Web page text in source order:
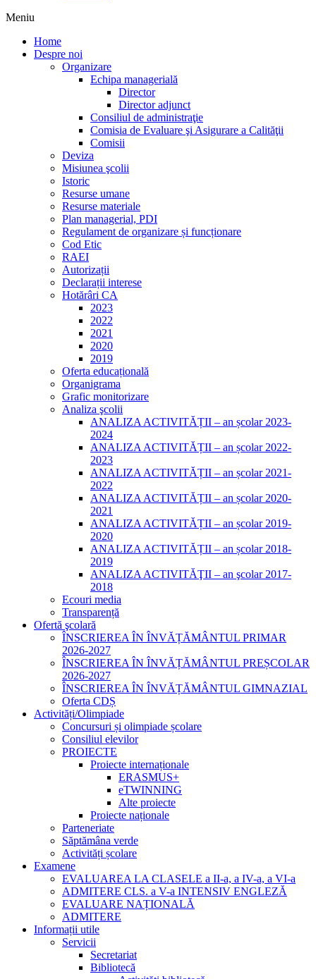
Meniu
Home
Despre noi
Organizare
Echipa managerială
Director
Director adjunct
Consiliul de administraţie
Comisia de Evaluare şi Asigurare a Calităţii
Comisii
Deviza
Misiunea şcolii
Istoric
Resurse umane
Resurse materiale
Plan managerial, PDI
Regulament de organizare și funcționare
Cod Etic
RAEI
Autorizații
Declarații interese
Hotărâri CA
2023
2022
2021
2020
2019
Oferta educațională
Organigrama
Grafic monitorizare
Analiza şcolii
ANALIZA ACTIVITĂȚII – an școlar 2023-
2024
ANALIZA ACTIVITĂȚII – an școlar 2022-
2023
ANALIZA ACTIVITĂȚII – an școlar 2021-
2022
ANALIZA ACTIVITĂȚII – an școlar 2020-
2021
ANALIZA ACTIVITĂȚII – an școlar 2019-
2020
ANALIZA ACTIVITĂȚII – an școlar 2018-
2019
ANALIZA ACTIVITĂŢII – an şcolar 2017-
2018
Ecouri media
Transparență
Ofertă şcolară
ÎNSCRIEREA ÎN ÎNVĂȚĂMÂNTUL PRIMAR
2026-2027
ÎNSCRIEREA ÎN ÎNVĂȚĂMÂNTUL PREȘCOLAR
2026-2027
ÎNSCRIEREA ÎN ÎNVĂȚĂMÂNTUL GIMNAZIAL
Oferta CDȘ
Activități/Olimpiade
Concursuri și olimpiade școlare
Consiliul elevilor
PROIECTE
Proiecte internaționale
ERASMUS+
eTWINNING
Alte proiecte
Proiecte naționale
Parteneriate
Săptămâna verde
Activități școlare
Examene
EVALUAREA LA CLASELE a II-a, a IV-a, a VI-a
ADMITERE CLS. a V-a INTENSIV ENGLEZĂ
EVALUARE NAȚIONALĂ
ADMITERE
Informații utile
Servicii
Secretariat
Bibliotecă